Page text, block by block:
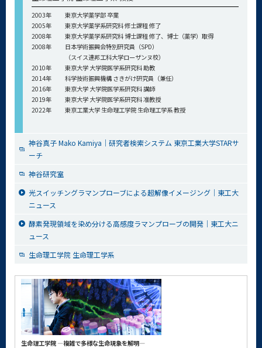
2003年
東京大学薬学部 卒業
2005年
東京大学薬学系研究科 修士課程 修了
2008年
東京大学薬学系研究科 博士課程 修了、博士（薬学）取得
2008年
日本学術振興会特別研究員（SPD）
（スイス連邦工科大学ローザンヌ校）
2010年
東京大学 大学院医学系研究科 助教
2014年
科学技術振興機構 さきがけ研究員（兼任）
2016年
東京大学 大学院医学系研究科 講師
2019年
東京大学 大学院医学系研究科 准教授
2022年
東京工業大学 生命理工学院 生命理工学系 教授
神谷真子 Mako Kamiya｜研究者検索システム 東京工業大学STARサ
ーチ
神谷研究室
光スイッチングラマンプローブによる超解像イメージング｜東工大
ニュース
酵素発現領域を染め分ける高感度ラマンプローブの開発｜東工大ニ
ュース
生命理工学院 生命理工学系
生命理工学院 ―複雑で多様な生命現象を解明―